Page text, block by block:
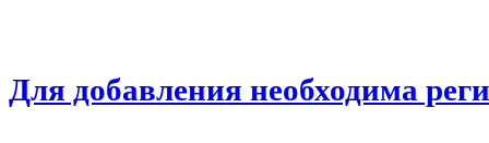
Для добавления необходима